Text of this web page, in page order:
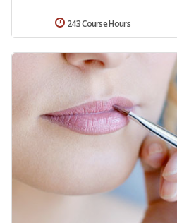
243 Course Hours